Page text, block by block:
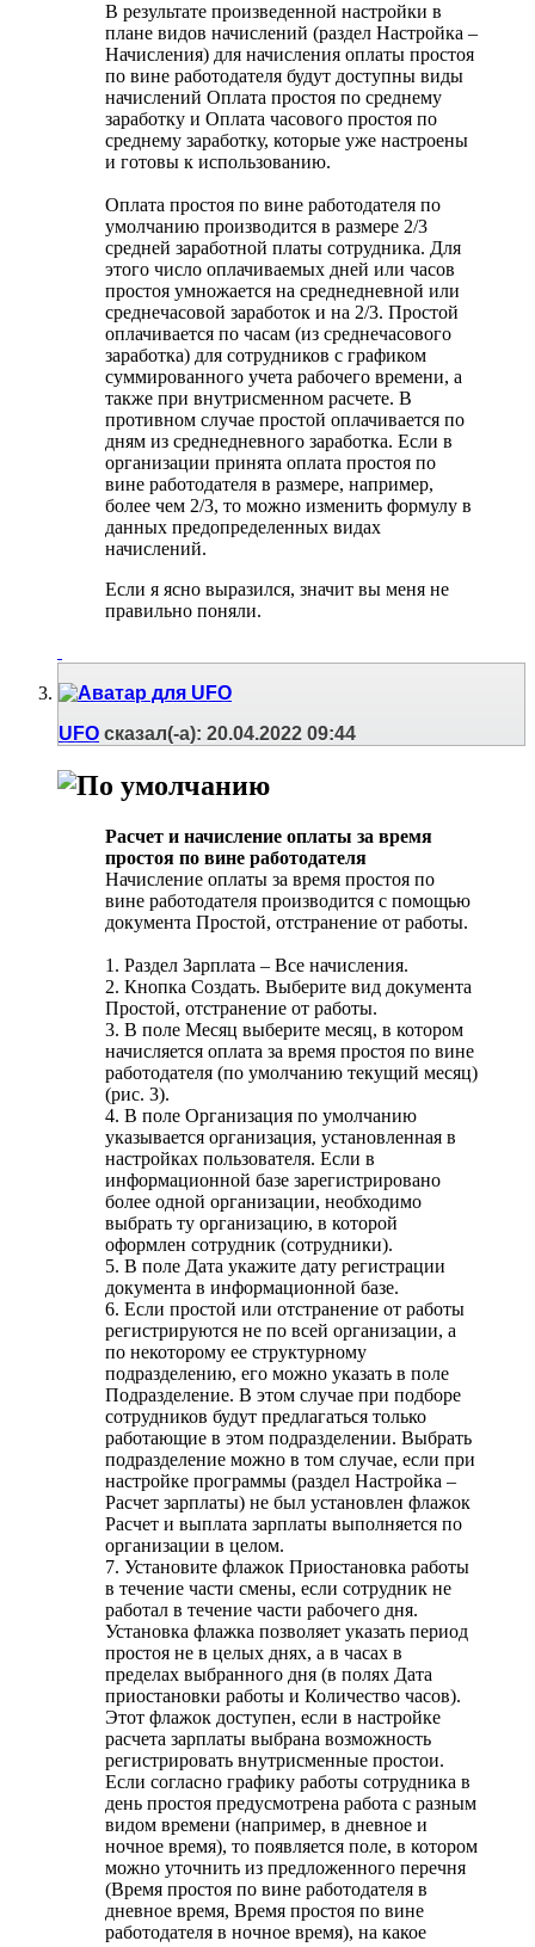
В результате произведенной настройки в
плане видов начислений (раздел Настройка –
Начисления) для начисления оплаты простоя
по вине работодателя будут доступны виды
начислений Оплата простоя по среднему
заработку и Оплата часового простоя по
среднему заработку, которые уже настроены
и готовы к использованию.
Оплата простоя по вине работодателя по
умолчанию производится в размере 2/3
средней заработной платы сотрудника. Для
этого число оплачиваемых дней или часов
простоя умножается на среднедневной или
среднечасовой заработок и на 2/3. Простой
оплачивается по часам (из среднечасового
заработка) для сотрудников с графиком
суммированного учета рабочего времени, а
также при внутрисменном расчете. В
противном случае простой оплачивается по
дням из среднедневного заработка. Если в
организации принята оплата простоя по
вине работодателя в размере, например,
более чем 2/3, то можно изменить формулу в
данных предопределенных видах
начислений.
Если я ясно выразился, значит вы меня не
правильно поняли.
UFO сказал(-а): 20.04.2022 09:44
Расчет и начисление оплаты за время
простоя по вине работодателя
Начисление оплаты за время простоя по
вине работодателя производится с помощью
документа Простой, отстранение от работы.
1. Раздел Зарплата – Все начисления.
2. Кнопка Создать. Выберите вид документа
Простой, отстранение от работы.
3. В поле Месяц выберите месяц, в котором
начисляется оплата за время простоя по вине
работодателя (по умолчанию текущий месяц)
(рис. 3).
4. В поле Организация по умолчанию
указывается организация, установленная в
настройках пользователя. Если в
информационной базе зарегистрировано
более одной организации, необходимо
выбрать ту организацию, в которой
оформлен сотрудник (сотрудники).
5. В поле Дата укажите дату регистрации
документа в информационной базе.
6. Если простой или отстранение от работы
регистрируются не по всей организации, а
по некоторому ее структурному
подразделению, его можно указать в поле
Подразделение. В этом случае при подборе
сотрудников будут предлагаться только
работающие в этом подразделении. Выбрать
подразделение можно в том случае, если при
настройке программы (раздел Настройка –
Расчет зарплаты) не был установлен флажок
Расчет и выплата зарплаты выполняется по
организации в целом.
7. Установите флажок Приостановка работы
в течение части смены, если сотрудник не
работал в течение части рабочего дня.
Установка флажка позволяет указать период
простоя не в целых днях, а в часах в
пределах выбранного дня (в полях Дата
приостановки работы и Количество часов).
Этот флажок доступен, если в настройке
расчета зарплаты выбрана возможность
регистрировать внутрисменные простои.
Если согласно графику работы сотрудника в
день простоя предусмотрена работа с разным
видом времени (например, в дневное и
ночное время), то появляется поле, в котором
можно уточнить из предложенного перечня
(Время простоя по вине работодателя в
дневное время, Время простоя по вине
работодателя в ночное время), на какое